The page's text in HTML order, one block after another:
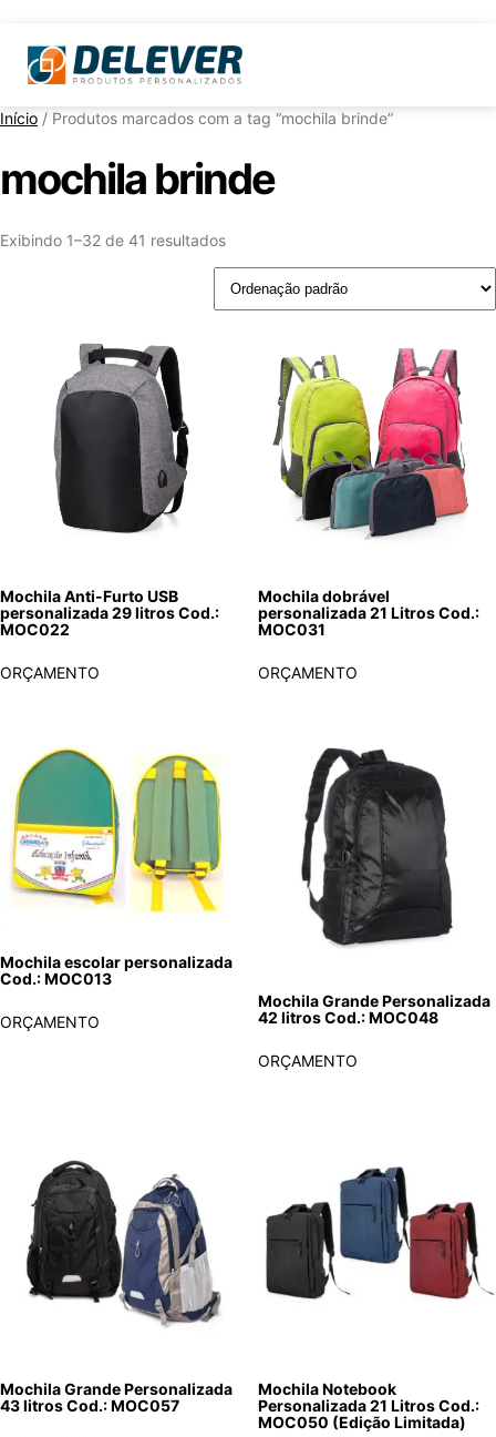
Início / Produtos marcados com a tag “mochila brinde”
mochila brinde
Exibindo 1–32 de 41 resultados
Mochila Anti-Furto USB
personalizada 29 litros Cod.:
MOC022
ORÇAMENTO
Mochila dobrável
personalizada 21 Litros Cod.:
MOC031
ORÇAMENTO
Mochila escolar personalizada
Cod.: MOC013
ORÇAMENTO
Mochila Grande Personalizada
42 litros Cod.: MOC048
ORÇAMENTO
Mochila Grande Personalizada
43 litros Cod.: MOC057
Mochila Notebook
Personalizada 21 Litros Cod.:
MOC050 (Edição Limitada)